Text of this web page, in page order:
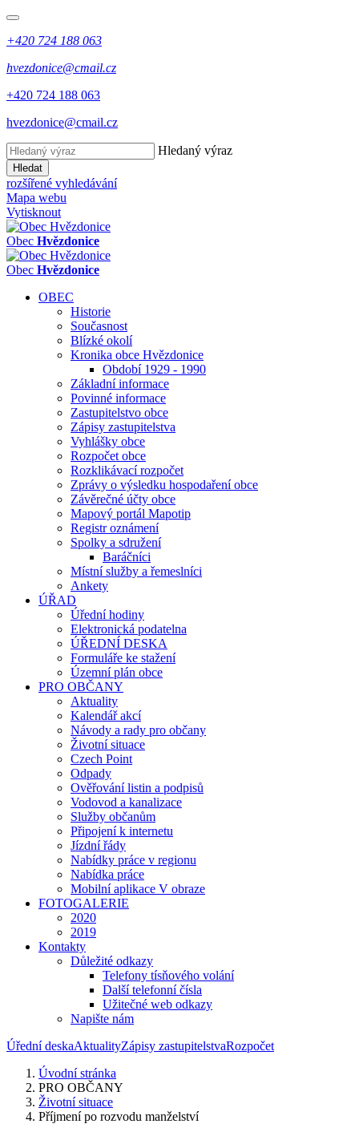
+420 724 188 063
hvezdonice@cmail.cz
+420 724 188 063
hvezdonice@cmail.cz
Hledaný výraz
Hledat
rozšířené vyhledávání
Mapa webu
Vytisknout
Obec Hvězdonice
Obec Hvězdonice
OBEC
Historie
Současnost
Blízké okolí
Kronika obce Hvězdonice
Období 1929 - 1990
Základní informace
Povinné informace
Zastupitelstvo obce
Zápisy zastupitelstva
Vyhlášky obce
Rozpočet obce
Rozklikávací rozpočet
Zprávy o výsledku hospodaření obce
Závěrečné účty obce
Mapový portál Mapotip
Registr oznámení
Spolky a sdružení
Baráčníci
Místní služby a řemeslníci
Ankety
ÚŘAD
Úřední hodiny
Elektronická podatelna
ÚŘEDNÍ DESKA
Formuláře ke stažení
Územní plán obce
PRO OBČANY
Aktuality
Kalendář akcí
Návody a rady pro občany
Životní situace
Czech Point
Odpady
Ověřování listin a podpisů
Vodovod a kanalizace
Služby občanům
Připojení k internetu
Jízdní řády
Nabídky práce v regionu
Nabídka práce
Mobilní aplikace V obraze
FOTOGALERIE
2020
2019
Kontakty
Důležité odkazy
Telefony tísňového volání
Další telefonní čísla
Užitečné web odkazy
Napište nám
Úřední deskaAktualityZápisy zastupitelstvaRozpočet
Úvodní stránka
PRO OBČANY
Životní situace
Příjmení po rozvodu manželství